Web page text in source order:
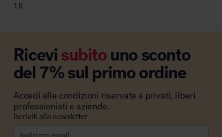
18.
Ricevisubitouno sconto
del 7% sul primo ordine
Accedi alle condizioni riservate a privati, liberi
professionisti e aziende.
Iscriviti alla newsletter